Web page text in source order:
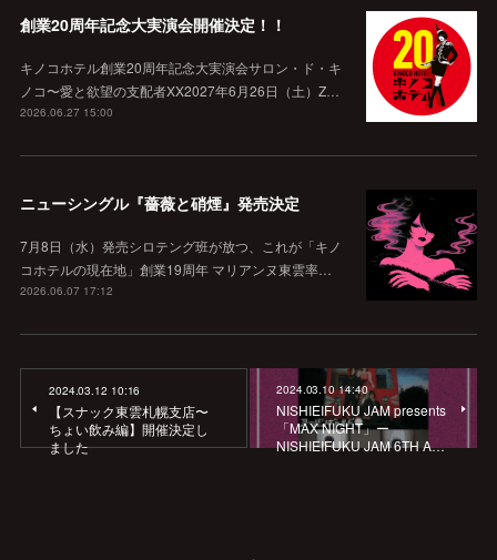
創業20周年記念大実演会開催決定！！
キノコホテル創業20周年記念大実演会サロン・ド・キ
ノコ〜愛と欲望の支配者XX2027年6月26日（土）Z…
2026.06.27 15:00
ニューシングル『薔薇と硝煙』発売決定
7月8日（水）発売シロテング班が放つ、これが「キノ
コホテルの現在地」創業19周年 マリアンヌ東雲率…
2026.06.07 17:12
2024.03.12 10:16
【スナック東雲札幌支店〜
ちょい飲み編】開催決定し
ました
2024.03.10 14:40
NISHIEIFUKU JAM presents
「MAX NIGHT」ー
NISHIEIFUKU JAM 6TH A…